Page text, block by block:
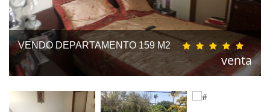
VENDO DEPARTAMENTO 159 M2
venta